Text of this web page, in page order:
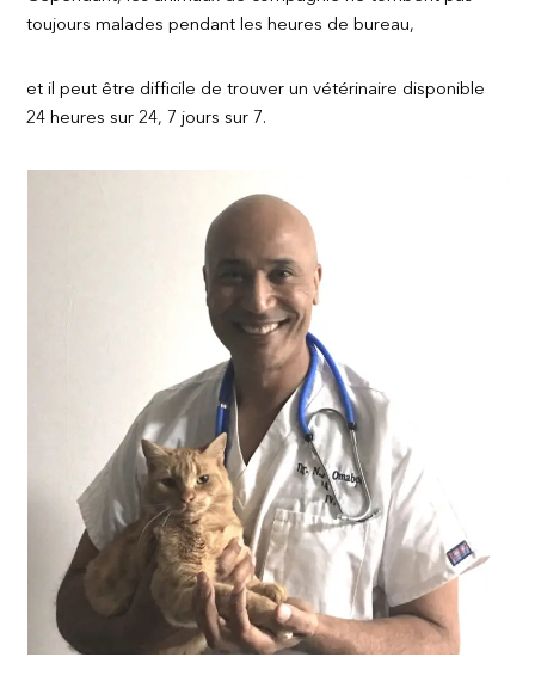
toujours malades pendant les heures de bureau,
et il peut être difficile de trouver un vétérinaire disponible
24 heures sur 24, 7 jours sur 7.